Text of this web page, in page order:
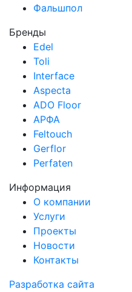
Фальшпол
Бренды
Edel
Toli
Interface
Aspecta
ADO Floor
АРФА
Feltouch
Gerflor
Perfaten
Информация
О компании
Услуги
Проекты
Новости
Контакты
Разработка сайта